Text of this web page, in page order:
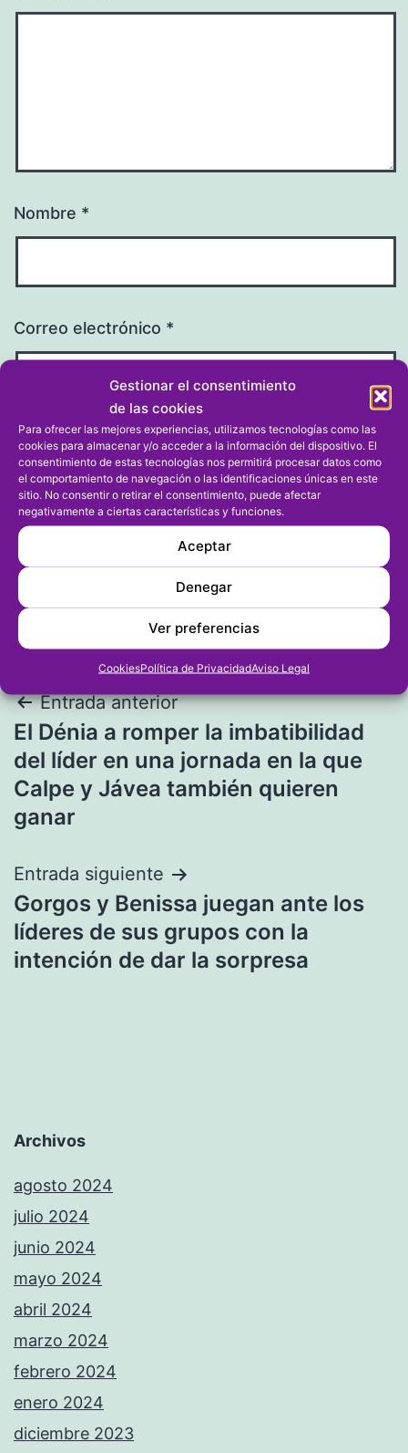
Gestionar el consentimiento
de las cookies
Para ofrecer las mejores experiencias, utilizamos tecnologías como las
cookies para almacenar y/o acceder a la información del dispositivo. El
consentimiento de estas tecnologías nos permitirá procesar datos como
el comportamiento de navegación o las identificaciones únicas en este
sitio. No consentir o retirar el consentimiento, puede afectar
negativamente a ciertas características y funciones.
Aceptar
Denegar
Ver preferencias
CookiesPolítica de PrivacidadAviso Legal
Nombre *
Correo electrónico *
Web
Navegación
de
entradas
Entrada anterior
El Dénia a romper la imbatibilidad
del líder en una jornada en la que
Calpe y Jávea también quieren
ganar
Entrada siguiente
Gorgos y Benissa juegan ante los
líderes de sus grupos con la
intención de dar la sorpresa
Archivos
agosto 2024
julio 2024
junio 2024
mayo 2024
abril 2024
marzo 2024
febrero 2024
enero 2024
diciembre 2023